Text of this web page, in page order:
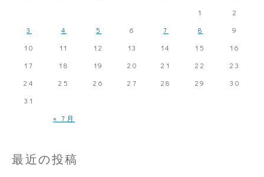
« 7月
1
2
3
4 5 6 7 8
9
10
11 12 13 14 15
16
17
18 19 20 21 22
23
24
25 26 27 28 29
30
31
最近の投稿